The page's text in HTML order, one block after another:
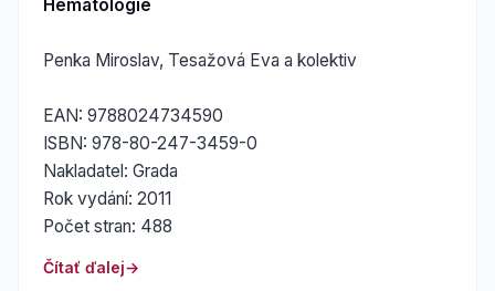
Hematologie
Penka Miroslav, Tesažová Eva a kolektiv
EAN: 9788024734590
ISBN: 978-80-247-3459-0
Nakladatel: Grada
Rok vydání: 2011
Počet stran: 488
Čítať ďalej